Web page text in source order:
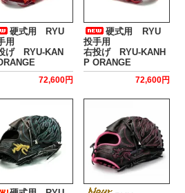
硬式用 RYU
用
げ RYU-KAN
72,600円
硬式用 RYU
投手用
右投げ RYU-KANH
P ORANGE
72,600円